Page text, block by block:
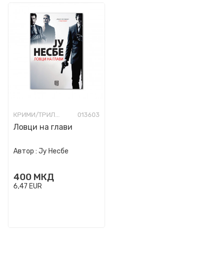
КРИМИ/ТРИЛЕР 013603
Ловци на глави
Автор : Ју Несбе
400 МКД
6,47 EUR